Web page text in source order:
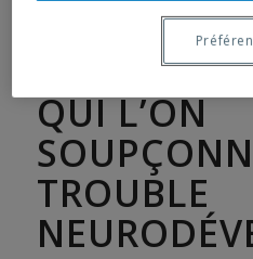
LES
DE 0 À 7
QUI L’ON
TROUBLE